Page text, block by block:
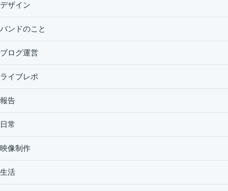
デザイン
バンドのこと
ブログ運営
ライブレポ
報告
日常
映像制作
生活